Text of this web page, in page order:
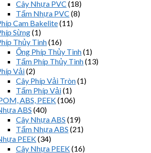
Cây Nhựa PVC (18)
Tấm Nhựa PVC (8)
Cam Bakelite(11)
Sừng(1)
Thủy Tinh(16)
Ống Phíp Thủy Tinh(1)
Tấm Phíp Thủy Tinh(13)
Vải(2)
Cây Phíp Vải Tròn(1)
Tấm Phíp Vải(1)
ABS, PEEK(106)
ABS (40)
Cây Nhựa ABS (19)
Tấm Nhựa ABS (21)
PEEK(34)
Cây Nhựa PEEK(16)